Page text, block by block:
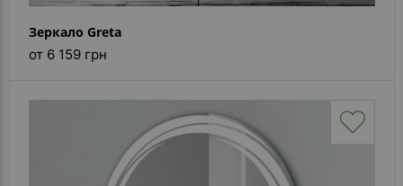
Зеркало Greta
от 6 159 грн